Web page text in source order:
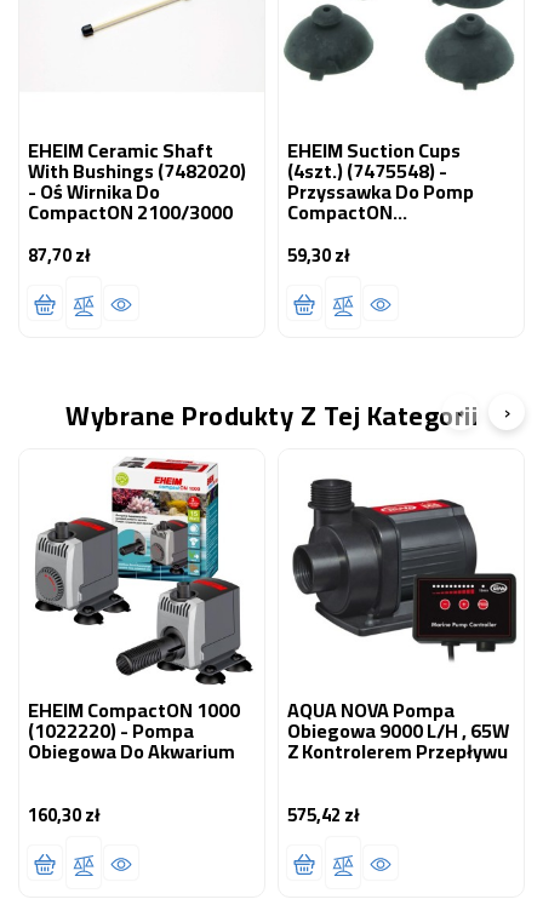
EHEIM Ceramic Shaft
With Bushings (7482020)
- Oś Wirnika Do
CompactON 2100/3000
87,70 złCena
EHEIM Suction Cups
(4szt.) (7475548) -
Przyssawka Do Pomp
CompactON
2100/3000/5000
(1030/1031/1032)
59,30 złCena
Wybrane Produkty Z Tej Kategorii
EHEIM CompactON 1000
(1022220) - Pompa
Obiegowa Do Akwarium
160,30 złCena
AQUA NOVA Pompa
Obiegowa 9000 L/H , 65W
Z Kontrolerem Przepływu
575,42 złCena
‹ ›